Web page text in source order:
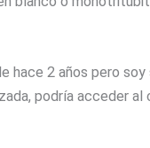
hace 2 años pero
podría acceder al